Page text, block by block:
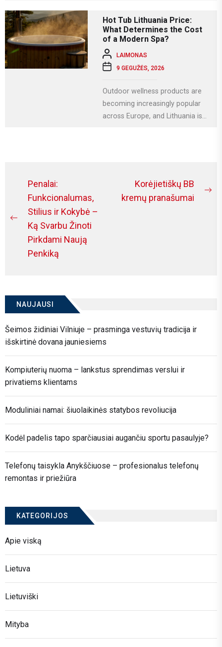
Hot Tub Lithuania Price:
What Determines the Cost
of a Modern Spa?
LAIMONAS
9 GEGUŽĖS, 2026
Outdoor wellness products are
becoming increasingly popular
across Europe, and Lithuania is
Navigacija
tarp
įrašų
Previous
post:
Penalai:
Funkcionalumas,
Stilius ir Kokybė –
Ką Svarbu Žinoti
Pirkdami Naują
Penkiką
Korėjietiškų BB
kremų pranašumai
NAUJAUSI
Šeimos židiniai Vilniuje – prasminga vestuvių tradicija ir
išskirtinė dovana jauniesiems
Kompiuterių nuoma – lankstus sprendimas verslui ir
privatiems klientams
Moduliniai namai: šiuolaikinės statybos revoliucija
Kodėl padelis tapo sparčiausiai augančiu sportu pasaulyje?
Telefonų taisykla Anykščiuose – profesionalus telefonų
remontas ir priežiūra
KATEGORIJOS
Apie viską
Lietuva
Lietuviški
Mityba